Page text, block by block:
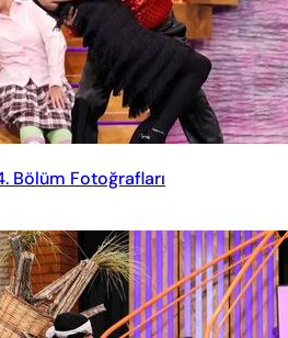
Bölüm Fotoğrafları